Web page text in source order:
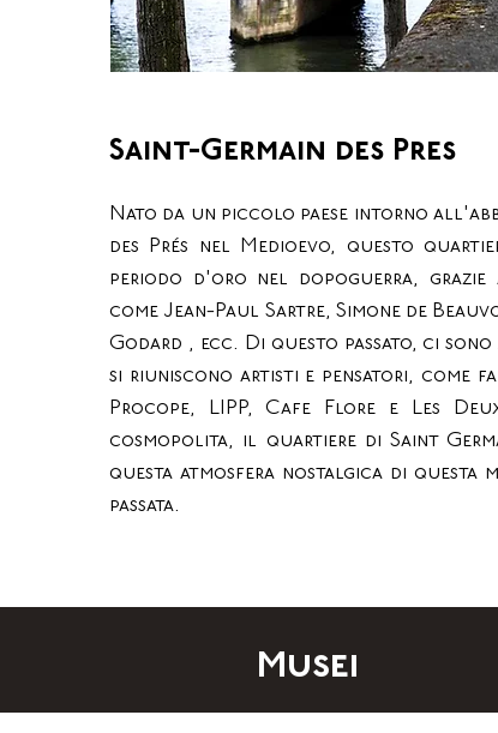
Saint-Germain des Pres
Nato da un piccolo paese intorno
des Prés nel Medioevo, questo
periodo d'oro nel dopoguerra, grazie
come Jean-Paul Sartre, Simone de
Godard , ecc. Di questo passato, ci
si riuniscono artisti e pensatori, come
Procope, LIPP, Cafe Flore e Les
cosmopolita, il quartiere di Saint
questa atmosfera nostalgica di questa
passata.
Musei